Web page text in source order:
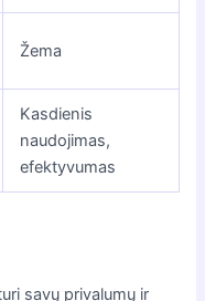
Žema
Kasdienis
naudojimas,
efektyvumas
savų privalumų ir